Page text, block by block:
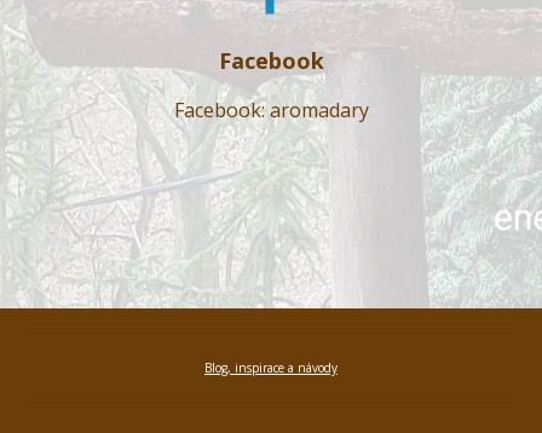
Facebook
Facebook: aromadary
Blog, inspirace a návody